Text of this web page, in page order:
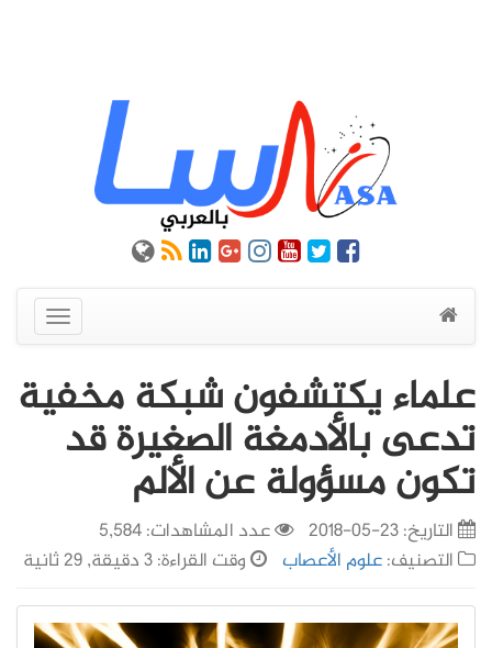
عرض
القائمة
علماء يكتشفون شبكة مخفية
تدعى بالأدمغة الصغيرة قد
تكون مسؤولة عن الألم
التاريخ:23-05-2018
عدد المشاهدات: 5,584
التصنيف:علوم الأعصاب وقت القراءة: 3 دقيقة, 29 ثانية